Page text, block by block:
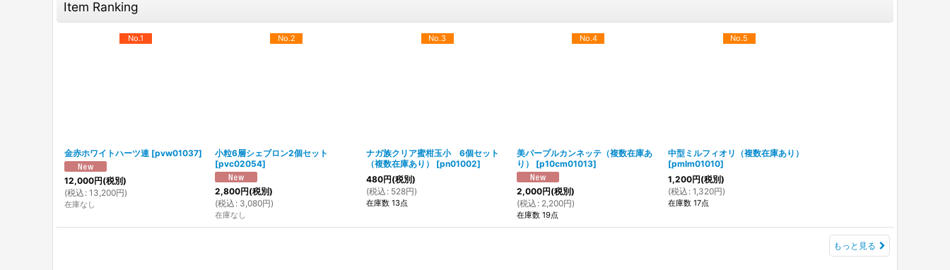
Item Ranking
No.1
金赤ホワイトハーツ連 [pvw01037]
12,000円(税別)
(税込 : 13,200円)
在庫なし
No.2
小粒6層シェブロン2個セット
[pvc02054]
2,800円(税別)
(税込 : 3,080円)
在庫なし
No.3
ナガ族クリア蜜柑玉小 6個セット
（複数在庫あり）
[pn01002]
480円(税別)
(税込 : 528円)
在庫数 13点
No.4
美パープルカンネッテ（複数在庫あ
り）
[p10cm01013]
2,000円(税別)
(税込 : 2,200円)
在庫数 19点
No.5
中型ミルフィオリ（複数在庫あり）
[pmlm01010]
1,200円(税別)
(税込 : 1,320円)
在庫数 17点
もっと見る